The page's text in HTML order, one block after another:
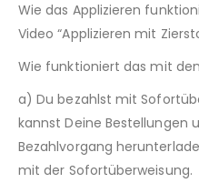
Wie das Applizieren
Video “Applizieren mit
Wie funktioniert das mit
a) Du bezahlst mit
kannst Deine Bestellungen
Bezahlvorgang
mit der Sofortüberweisung.